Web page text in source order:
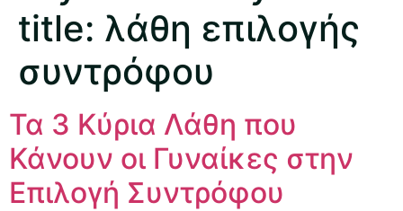
title: λάθη επιλογής
συντρόφου
Τα 3 Κύρια Λάθη που
Κάνουν οι Γυναίκες στην
Επιλογή Συντρόφου